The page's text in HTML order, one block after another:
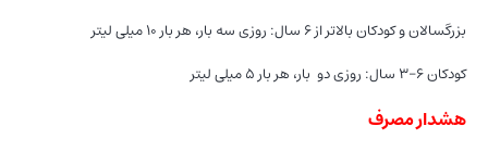
بزرگسالان و کودکان بالاتر از ۶ سال: روزی سه بار، هر بار ۱۰ میلی لیتر
کودکان ۶-۳ سال: روزی دو بار، هر بار ۵ میلی لیتر
هشدار مصرف